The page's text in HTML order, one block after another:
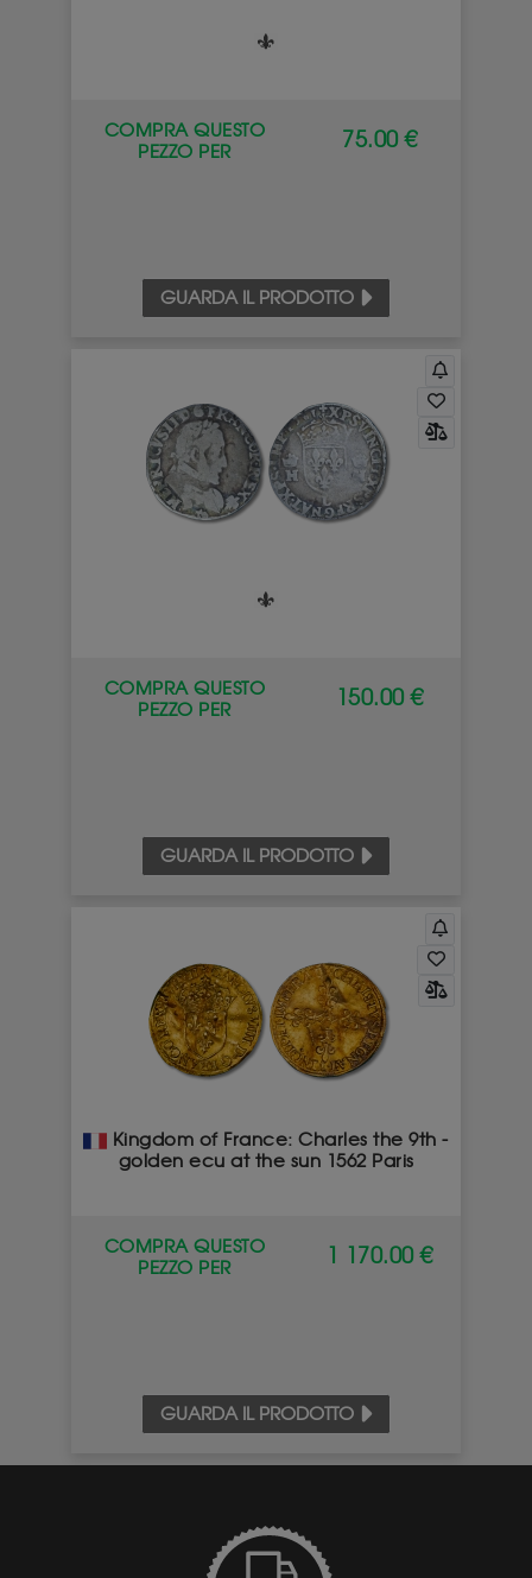
COMPRA QUESTO
PEZZO PER
75.00 €
GUARDA IL PRODOTTO
COMPRA QUESTO
PEZZO PER
150.00 €
GUARDA IL PRODOTTO
Kingdom of France: Charles the 9th -
golden ecu at the sun 1562 Paris
COMPRA QUESTO
PEZZO PER
1 170.00 €
GUARDA IL PRODOTTO